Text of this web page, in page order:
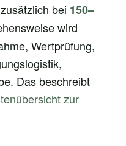
bei 150–
wird
Wertprüfung,
Das beschreibt
zur